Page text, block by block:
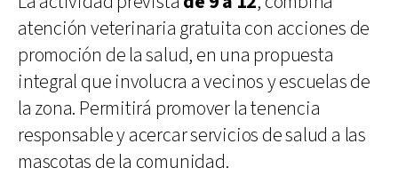
atención veterinaria gratuita con acciones de
promoción de la salud, en una propuesta
integral que involucra a vecinos y escuelas de
la zona. Permitirá promover la tenencia
responsable y acercar servicios de salud a las
mascotas de la comunidad.